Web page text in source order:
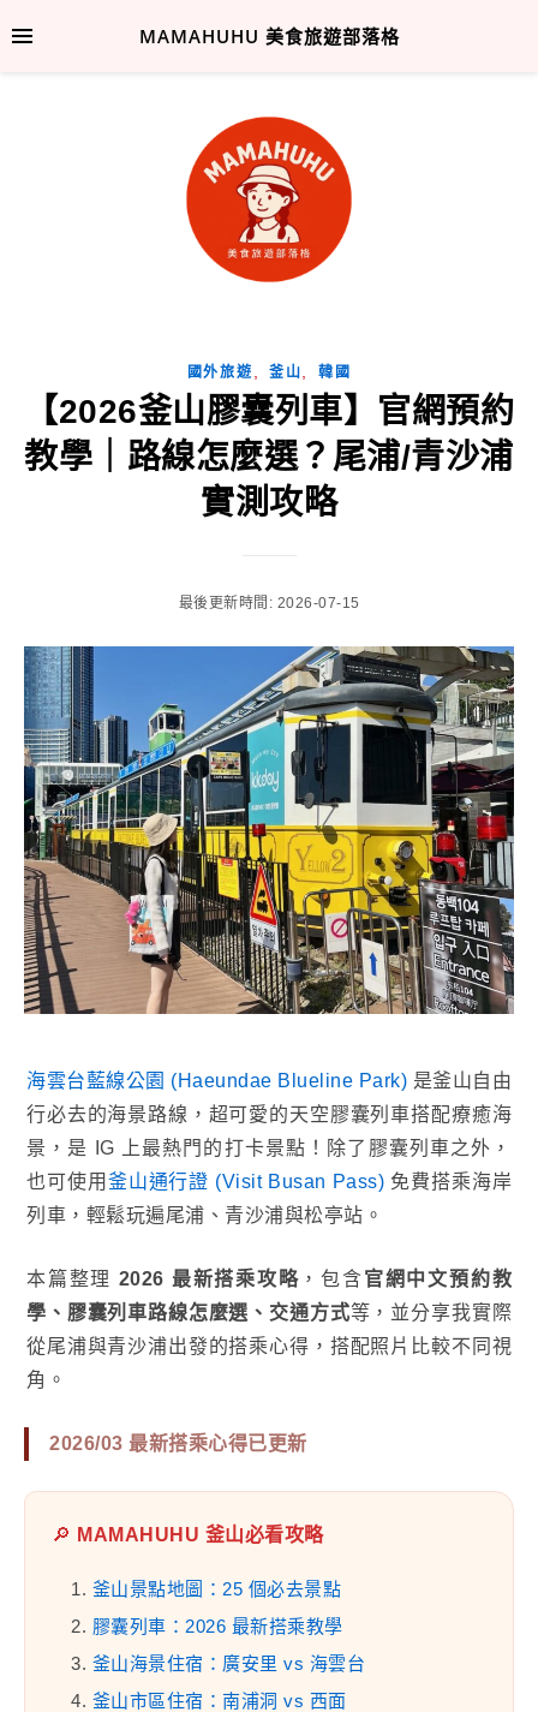
MAMAHUHU 美食旅遊部落格
國外旅遊 釜山 韓國
【2026釜山膠囊列車】官網預約
教學｜路線怎麼選？尾浦/青沙浦
實測攻略
最後更新時間: 2026-07-15
海雲台藍線公園 (Haeundae Blueline Park) 是釜山自由
行必去的海景路線，超可愛的天空膠囊列車搭配療癒海
景，是 IG 上最熱門的打卡景點！除了膠囊列車之外，
也可使用 釜山通行證 (Visit Busan Pass) 免費搭乘海岸
列車，輕鬆玩遍尾浦、青沙浦與松亭站。
本篇整理 2026 最新搭乘攻略 ，包含 官網中文預約教
學、膠囊列車路線怎麼選、交通方式等，並分享我實際
從尾浦與青沙浦出發的搭乘心得，搭配照片比較不同視
角。
2026/03 最新搭乘心得已更新
🔎 MAMAHUHU 釜山必看攻略
1. 釜山景點地圖：25 個必去景點
2. 膠囊列車：2026 最新搭乘教學
3. 釜山海景住宿：廣安里 vs 海雲台
4. 釜山市區住宿：南浦洞 vs 西面